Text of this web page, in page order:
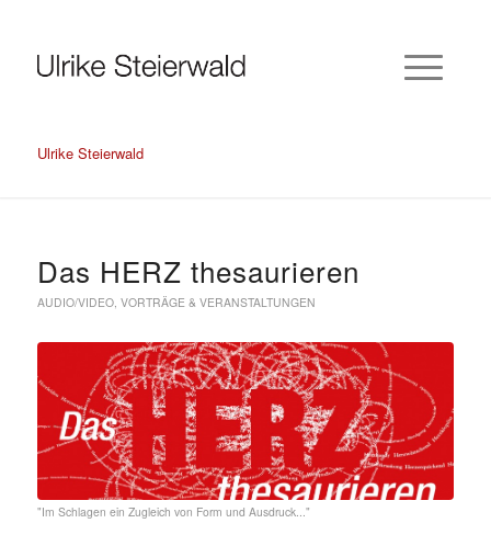
Ulrike Steierwald
Das HERZ thesaurieren
AUDIO/VIDEO, VORTRÄGE & VERANSTALTUNGEN
"Im Schlagen ein Zugleich von Form und Ausdruck..."